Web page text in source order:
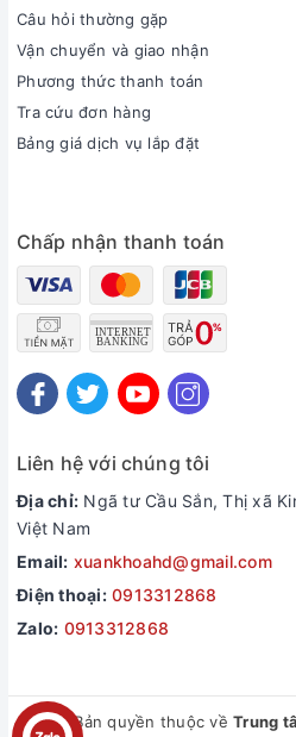
Câu hỏi thường gặp
Vận chuyển và giao nhận
Phương thức thanh toán
Tra cứu đơn hàng
Bảng giá dịch vụ lắp đặt
Chấp nhận thanh toán
Liên hệ với chúng tôi
Địa chỉ: Ngã tư Cầu Sắn, Thị xã
Việt Nam
Email: xuankhoahd@gmail.com
Điện thoại: 0913312868
Zalo: 0913312868
© Bản quyền thuộc vềTrung